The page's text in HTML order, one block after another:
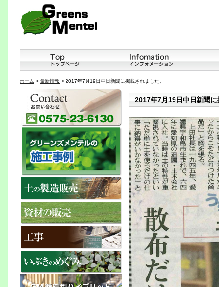
ホーム > 最新情報 > 2017年7月19日中日新聞に掲載されました。
2017年7月19日中日新聞